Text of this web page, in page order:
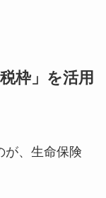
枠」を活用
が、生命保険